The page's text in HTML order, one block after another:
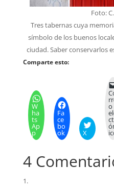
Foto:
Tres tabernas cuya
símbolo de los buenos
ciudad. Saber conservarlos
Comparte esto:
W
ha
ts
Ap
p
Fa
ce
bo
ok X
o
4